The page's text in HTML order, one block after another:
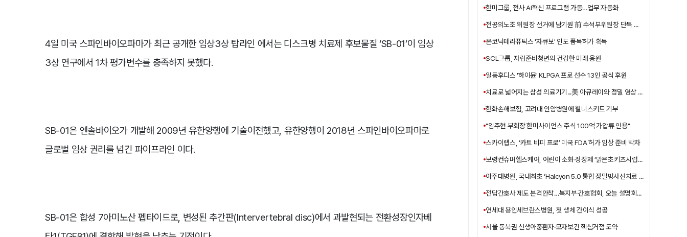
4일 미국 스파인바이오파마가 최근 공개한 임상3상 탑라인 에서는 디스크병 치료제 후보물질 ‘SB-01’이 임상
3상 연구에서 1차 평가변수를 충족하지 못했다.
SB-01은 엔솔바이오가 개발해 2009년 유한양행에 기술이전했고, 유한양행이 2018년 스파인바이오파마로
글로벌 임상 권리를 넘긴 파이프라인 이다.
SB-01은 합성 7아미노산 펩타이드로, 변성된 추간판(Intervertebral disc)에서 과발현되는 전환성장인자베
한미그룹, 전사 AI혁신 프로그램 가동…업무 자동화
전공의노조 위원장 선거에 남기원 前 수석부위원장 단독 출마
온코닉테라퓨틱스 '자큐보' 인도 품목허가 획득
SCL그룹, 자립준비청년의 건강한 미래 응원
일동후디스 '하이뮨' KLPGA 프로 선수 13인 공식 후원
치료로 넓어지는 삼성 의료기기...美 아큐레이와 정밀 영상 가이드 협력
한화손해보험, 고려대 안암병원에 웰니스키트 기부
"임주현 부회장 한미사이언스 주식 100억 가압류 인용"
스카이랩스, ‘카트 비피 프로’ 미국 FDA 허가 임상 준비 박차
보령컨슈머헬스케어, 어린이 소화·정장제 ‘맑은초키즈시럽’ 출시
아주대병원, 국내최초 ‘Halcyon 5.0 통합 정밀방사선치료 솔루션’ 구축
전담간호사 제도 본격안착…복지부·간호협회, 오늘 설명회개최
연세대 용인세브란스병원, 첫 생체 간이식 성공
서울 동북권 신생아중환자·모자보건 핵심거점 도약